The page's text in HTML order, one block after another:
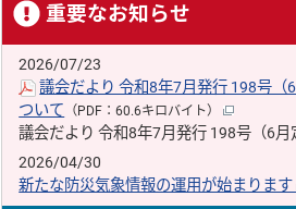
重要なお知らせ
2026/07/23
議会だより 令和8年7月発行 198号（
ついて （PDF：60.6キロバイト）
議会だより 令和8年7月発行 198号（6月
2026/04/30
新たな防災気象情報の運用が始まります